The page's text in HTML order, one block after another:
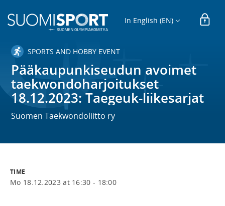
In English (EN)
SPORTS AND HOBBY EVENT
Pääkaupunkiseudun avoimet
taekwondoharjoitukset
18.12.2023: Taegeuk-liikesarjat
Suomen Taekwondoliitto ry
TIME
Mo 18.12.2023 at 16:30 - 18:00